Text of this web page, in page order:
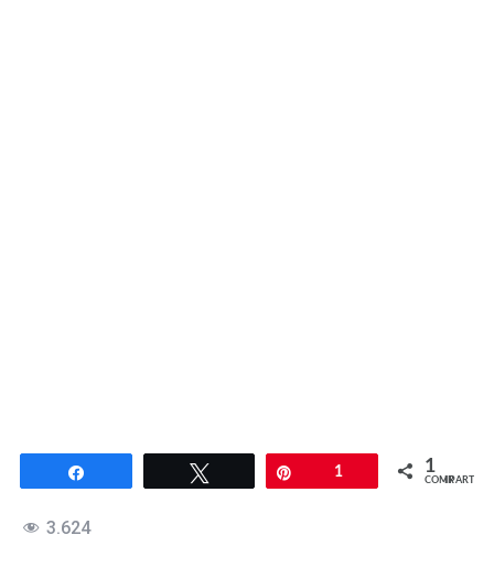
Twittear 1 1
COMPARTIR
3.624